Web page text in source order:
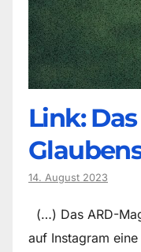
Link:
14. August 2023
(…) Das ARD-
auf Instagram